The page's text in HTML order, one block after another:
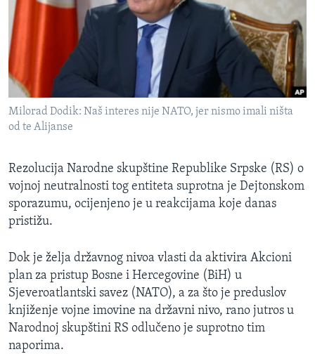
MAGAZIN
O GLASU AMERIKE
Learning English
PRATITE NAS
Jezici
Milorad Dodik: Naš interes nije NATO, jer nismo imali ništa
od te Alijanse
Rezolucija Narodne skupštine Republike Srpske (RS) o
vojnoj neutralnosti tog entiteta suprotna je Dejtonskom
sporazumu, ocijenjeno je u reakcijama koje danas
pristižu.
Dok je želja državnog nivoa vlasti da aktivira Akcioni
plan za pristup Bosne i Hercegovine (BiH) u
Sjeveroatlantski savez (NATO), a za što je preduslov
knjiženje vojne imovine na državni nivo, rano jutros u
Narodnoj skupštini RS odlučeno je suprotno tim
naporima.